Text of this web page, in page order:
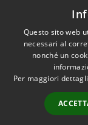
RSS
Accessibilità
Questo sito web
necessari al
nonché un
Per maggiori